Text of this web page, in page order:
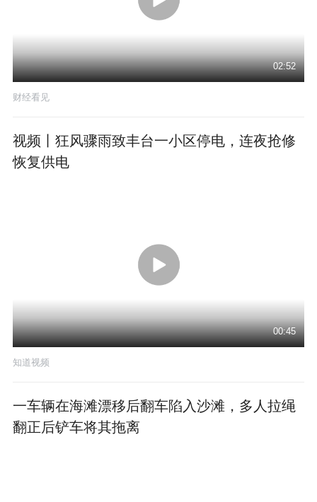
02:52
财经看见
视频丨狂风骤雨致丰台一小区停电，连夜抢修
恢复供电
00:45
知道视频
一车辆在海滩漂移后翻车陷入沙滩，多人拉绳
翻正后铲车将其拖离